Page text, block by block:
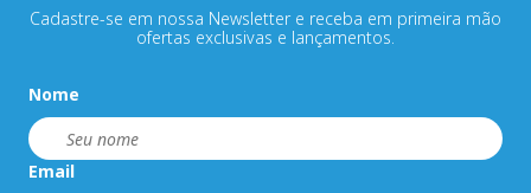
Cadastre-se em nossa Newsletter e receba em primeira mão
ofertas exclusivas e lançamentos.
Nome
Email